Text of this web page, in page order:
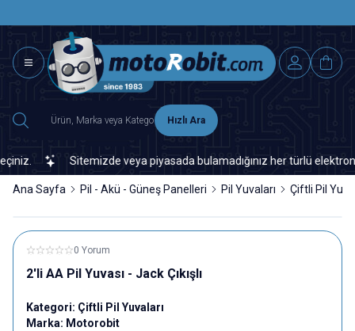
Hızlı Ara
Sitemizde veya piyasada bulamadığınız her türlü
Ana Sayfa Pil - Akü - Güneş Panelleri Pil Yuvaları Çiftli Pil
0 Yorum
2'li AA Pil Yuvası - Jack Çıkışlı
Kategori: Çiftli Pil Yuvaları
Marka: Motorobit